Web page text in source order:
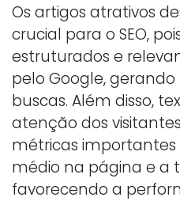
Os artigos atrativos
crucial para o SEO,
estruturados e
pelo Google,
buscas. Além disso,
atenção dos
métricas
médio na página e a
favorecendo a